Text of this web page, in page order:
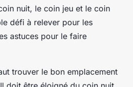
nuit, le coin jeu et le coin
défi à relever pour les
astuces pour le faire
trouver le bon emplacement